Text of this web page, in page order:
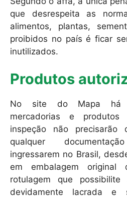
que desrespeita as
alimentos, plantas,
proibidos no país é ficar
inutilizados.
Produtos
No site do Mapa há
mercadorias e
inspeção não precisarão
qualquer
ingressarem no Brasil,
em embalagem original
rotulagem que
devidamente lacrada e